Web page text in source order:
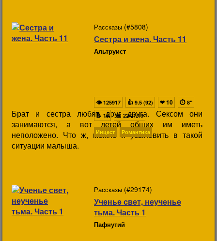
Рассказы (#5808)
Сестра и жена. Часть 11
Альтруист
Брат и сестра любят друг друга. Сексом они
занимаются, а вот детей общих им иметь
неположено. Что ж, можно и усыновить в такой
ситуации малыша.
👁125917 👍 9.5 (92) ❤10 ⏱ 8"
📝 16 📅 22/01/13
Инцест Романтика
Рассказы (#29174)
Ученье свет, неученье
тьма. Часть 1
Пафнутий